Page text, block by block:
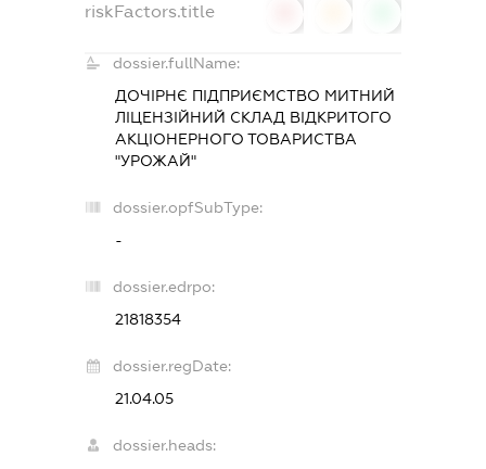
riskFactors.title
dossier.fullName:
ДОЧІРНЄ ПІДПРИЄМСТВО МИТНИЙ
ЛІЦЕНЗІЙНИЙ СКЛАД ВІДКРИТОГО
АКЦІОНЕРНОГО ТОВАРИСТВА
"УРОЖАЙ"
dossier.opfSubType:
-
dossier.edrpo:
21818354
dossier.regDate:
21.04.05
dossier.heads: